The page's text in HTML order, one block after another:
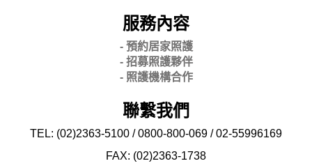
服務內容
- 預約居家照護
- 招募照護夥伴
- 照護機構合作
聯繫我們
TEL: (02)2363-5100 / 0800-800-069 / 02-55996169
FAX: (02)2363-1738